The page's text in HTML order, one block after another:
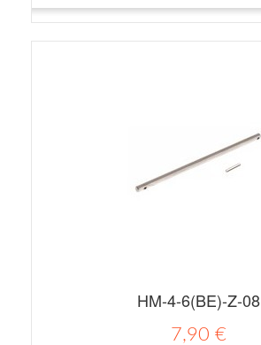
HM-4-6(BE)-Z-08
7,90 €